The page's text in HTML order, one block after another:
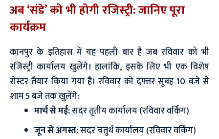
अब ‘संडे’ को भी होगी रजिस्ट्री: जानिए पूरा
कार्यक्रम
कानपुर के इतिहास में यह पहली बार है जब रविवार को भी
रजिस्ट्री कार्यालय खुलेंगे। हालांकि, इसके लिए भी एक विशेष
रोस्टर तैयार किया गया है। रविवार को दफ्तर सुबह 10 बजे से
शाम 5 बजे तक खुलेंगे:
मार्च से मई:सदर तृतीय कार्यालय (रविवार वर्किंग)
जून से अगस्त:सदर चतुर्थ कार्यालय (रविवार वर्किंग)